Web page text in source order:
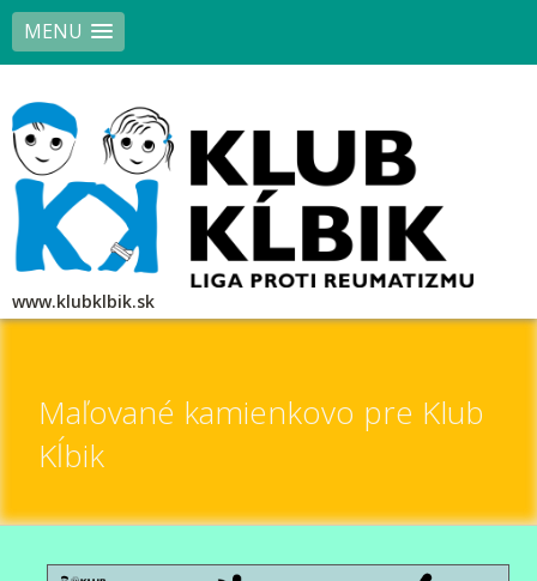
MENU
www.klubklbik.sk
Maľované kamienkovo pre Klub
Kĺbik